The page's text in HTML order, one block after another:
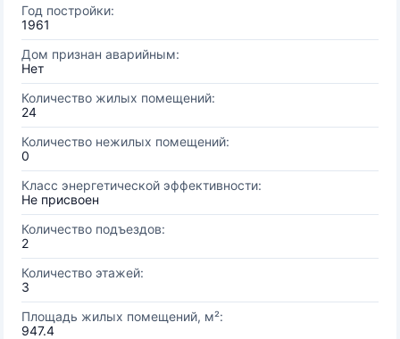
Год постройки:
1961
Дом признан аварийным:
Нет
Количество жилых помещений:
24
Количество нежилых помещений:
0
Класс энергетической эффективности:
Не присвоен
Количество подъездов:
2
Количество этажей:
3
Площадь жилых помещений, м²:
947.4